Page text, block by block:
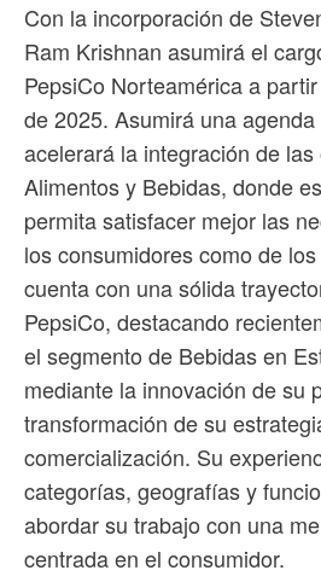
Con la incorporación de
Ram Krishnan asumirá el
PepsiCo Norteamérica a
de 2025. Asumirá una
acelerará la integración de
Alimentos y Bebidas, donde
permita satisfacer mejor las
los consumidores como de
cuenta con una sólida
PepsiCo, destacando
el segmento de Bebidas en
mediante la innovación de su
transformación de su
comercialización. Su
categorías, geografías y
abordar su trabajo con una
centrada en el consumidor.